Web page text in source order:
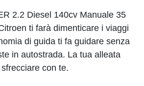
2.2 Diesel 140cv Manuale 35
ti farà dimenticare i viaggi
di guida ti fa guidare senza
in autostrada. La tua alleata
con te.